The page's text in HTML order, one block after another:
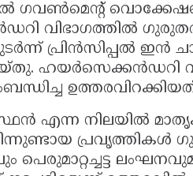
ഗവൺമെൻ്റ്
വിഭാഗത്തിൽ
പ്രിൻസിപ്പൽ
ഹയർസെക്കൻഡറി
എന്ന നിലയിൽ
പ്രവൃത്തികൾ
പെരുമാറ്റച്ചട്ട